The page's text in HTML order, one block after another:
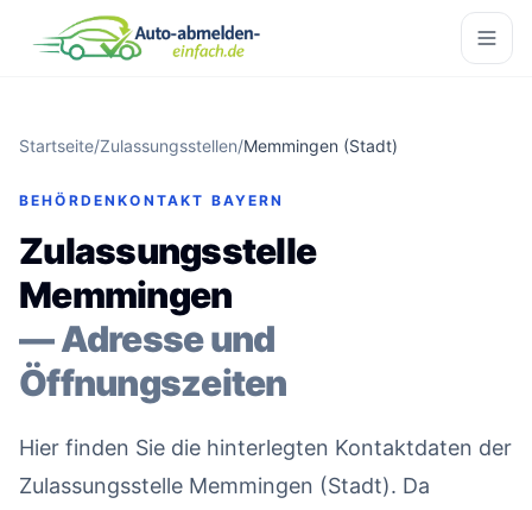
Startseite/Zulassungsstellen/Memmingen (Stadt)
BEHÖRDENKONTAKT BAYERN
Zulassungsstelle
Memmingen
— Adresse und
Öffnungszeiten
Hier finden Sie die hinterlegten Kontaktdaten der
Zulassungsstelle Memmingen (Stadt). Da